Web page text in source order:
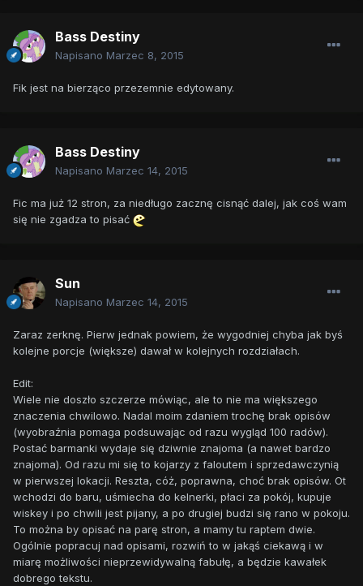
Bass Destiny
Napisano Marzec 8, 2015
Fik jest na bierząco przezemnie edytowany.
Bass Destiny
Napisano Marzec 14, 2015
Fic ma już 12 stron, za niedługo zacznę cisnąć dalej, jak coś wam
się nie zgadza to pisać
Sun
Napisano Marzec 14, 2015
Zaraz zerknę. Pierw jednak powiem, że wygodniej chyba jak byś
kolejne porcje (większe) dawał w kolejnych rozdziałach.
Edit:
Wiele nie doszło szczerze mówiąc, ale to nie ma większego
znaczenia chwilowo. Nadal moim zdaniem trochę brak opisów
(wyobraźnia pomaga podsuwając od razu wygląd 100 radów).
Postać barmanki wydaje się dziwnie znajoma (a nawet bardzo
znajoma). Od razu mi się to kojarzy z faloutem i sprzedawczynią
w pierwszej lokacji. Reszta, cóż, poprawna, choć brak opisów. Ot
wchodzi do baru, uśmiecha do kelnerki, płaci za pokój, kupuje
wiskey i po chwili jest pijany, a po drugiej budzi się rano w pokoju.
To można by opisać na parę stron, a mamy tu raptem dwie.
Ogólnie popracuj nad opisami, rozwiń to w jakąś ciekawą i w
miarę możliwości nieprzewidywalną fabułę, a będzie kawałek
dobrego tekstu.